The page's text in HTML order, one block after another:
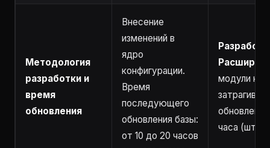
Методология
разработки и
время
обновления
Внесение
изменений в
ядро
конфигурации.
Время
последующего
обновления базы:
от 10 до 20 часов
модули не
часа